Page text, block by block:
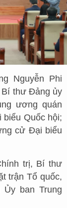
Nguyễn Phi
Bí thư Đảng ủy
ương quán
biểu Quốc hội;
cử Đại biểu
trị, Bí thư
trận Tổ quốc,
ban Trung